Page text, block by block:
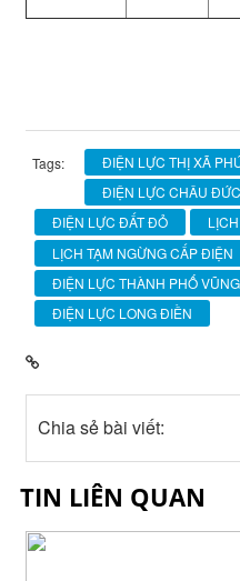
Tags:
ĐIỆN LỰC THỊ XÃ
ĐIỆN LỰC CHÂU ĐỨC
ĐIỆN LỰC ĐẤT ĐỎ
LỊCH TẠM NGỪNG CẤP ĐIỆN
ĐIỆN LỰC THÀNH PHỐ
ĐIỆN LỰC LONG ĐIỀN
Chia sẻ bài viết:
TIN LIÊN QUAN